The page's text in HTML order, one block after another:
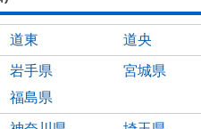
道東 道央
岩手県 宮城県
福島県